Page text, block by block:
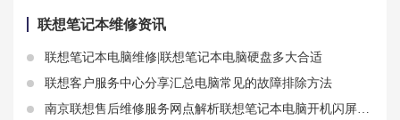
联想笔记本维修资讯
联想笔记本电脑维修|联想笔记本电脑硬盘多大合适
联想客户服务中心分享汇总电脑常见的故障排除方法
南京联想售后维修服务网点解析联想笔记本电脑开机闪屏后黑屏打不开进不了系统